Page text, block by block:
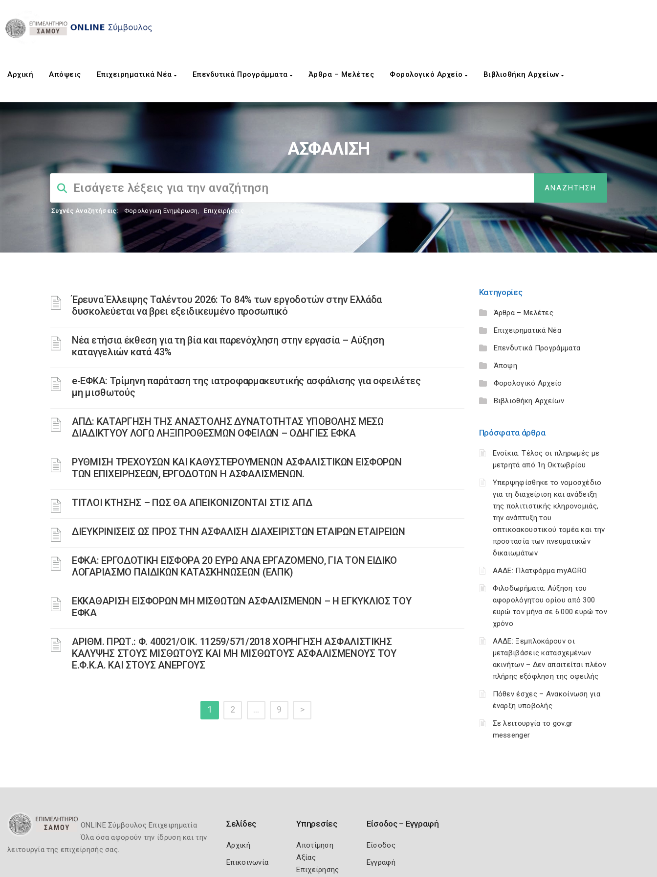
Αρχική Aπόψεις Επιχειρηματικά Νέα Επενδυτικά Προγράμματα Άρθρα – Μελέτες Φορολογικό Αρχείο Βιβλιοθήκη Αρχείων
ΑΣΦΑΛΙΣΗ
Συχνές Αναζητήσεις: Φορολογικη Ενημέρωση, Επιχειρήσεις
Έρευνα Έλλειψης Ταλέντου 2026: Το 84% των εργοδοτών στην Ελλάδα
δυσκολεύεται να βρει εξειδικευμένο προσωπικό
Νέα ετήσια έκθεση για τη βία και παρενόχληση στην εργασία – Αύξηση
καταγγελιών κατά 43%
e-ΕΦΚΑ: Τρίμηνη παράταση της ιατροφαρμακευτικής ασφάλισης για οφειλέτες
μη μισθωτούς
ΑΠΔ: ΚΑΤΑΡΓΗΣΗ ΤΗΣ ΑΝΑΣΤΟΛΗΣ ΔΥΝΑΤΟΤΗΤΑΣ ΥΠΟΒΟΛΗΣ ΜΕΣΩ
ΔΙΑΔΙΚΤΥΟΥ ΛΟΓΩ ΛΗΞΙΠΡΟΘΕΣΜΩΝ ΟΦΕΙΛΩΝ – ΟΔΗΓΙΕΣ ΕΦΚΑ
ΡΥΘΜΙΣΗ ΤΡΕΧΟΥΣΩΝ ΚΑΙ ΚΑΘΥΣΤΕΡΟΥΜΕΝΩΝ ΑΣΦΑΛΙΣΤΙΚΩΝ ΕΙΣΦΟΡΩΝ
ΤΩΝ ΕΠΙΧΕΙΡΗΣΕΩΝ, ΕΡΓΟΔΟΤΩΝ Η ΑΣΦΑΛΙΣΜΕΝΩΝ.
ΤΙΤΛΟΙ ΚΤΗΣΗΣ – ΠΩΣ ΘΑ ΑΠΕΙΚΟΝΙΖΟΝΤΑΙ ΣΤΙΣ ΑΠΔ
ΔΙΕΥΚΡΙΝΙΣΕΙΣ ΩΣ ΠΡΟΣ ΤΗΝ ΑΣΦΑΛΙΣΗ ΔΙΑΧΕΙΡΙΣΤΩΝ ΕΤΑΙΡΩΝ ΕΤΑΙΡΕΙΩΝ
ΕΦΚΑ: ΕΡΓΟΔΟΤΙΚΗ ΕΙΣΦΟΡΑ 20 ΕΥΡΩ ΑΝΑ ΕΡΓΑΖΟΜΕΝΟ, ΓΙΑ ΤΟΝ ΕΙΔΙΚΟ
ΛΟΓΑΡΙΑΣΜΟ ΠΑΙΔΙΚΩΝ ΚΑΤΑΣΚΗΝΩΣΕΩΝ (ΕΛΠΚ)
ΕΚΚΑΘΑΡΙΣΗ ΕΙΣΦΟΡΩΝ ΜΗ ΜΙΣΘΩΤΩΝ ΑΣΦΑΛΙΣΜΕΝΩΝ – Η ΕΓΚΥΚΛΙΟΣ ΤΟΥ
ΕΦΚΑ
ΑΡΙΘΜ. ΠΡΩΤ.: Φ. 40021/ΟΙΚ. 11259/571/2018 ΧΟΡΗΓΗΣΗ ΑΣΦΑΛΙΣΤΙΚΗΣ
ΚΑΛΥΨΗΣ ΣΤΟΥΣ ΜΙΣΘΩΤΟΥΣ ΚΑΙ ΜΗ ΜΙΣΘΩΤΟΥΣ ΑΣΦΑΛΙΣΜΕΝΟΥΣ ΤΟΥ
Ε.Φ.Κ.Α. ΚΑΙ ΣΤΟΥΣ ΑΝΕΡΓΟΥΣ
1 2 … 9 >
Κατηγορίες
Άρθρα – Μελέτες
Επιχειρηματικά Νέα
Επενδυτικά Προγράμματα
Άποψη
Φορολογικό Αρχείο
Βιβλιοθήκη Αρχείων
Πρόσφατα άρθρα
Ενοίκια: Τέλος οι πληρωμές με
μετρητά από 1η Οκτωβρίου
Υπερψηφίσθηκε το νομοσχέδιο
για τη διαχείριση και ανάδειξη
της πολιτιστικής κληρονομιάς,
την ανάπτυξη του
οπτικοακουστικού τομέα και την
προστασία των πνευματικών
δικαιωμάτων
ΑΑΔΕ: Πλατφόρμα myAGRO
Φιλοδωρήματα: Αύξηση του
αφορολόγητου ορίου από 300
ευρώ τον μήνα σε 6.000 ευρώ τον
χρόνο
ΑΑΔΕ: Ξεμπλοκάρουν οι
μεταβιβάσεις κατασχεμένων
ακινήτων – Δεν απαιτείται πλέον
πλήρης εξόφληση της οφειλής
Πόθεν έσχες – Ανακοίνωση για
έναρξη υποβολής
Σε λειτουργία το gov.gr
messenger
ONLINE Σύμβουλος Επιχειρηματία
Όλα όσα αφορούν την ίδρυση και την
λειτουργία της επιχείρησής σας.
Σελίδες
Αρχική
Επικοινωνία
Υπηρεσίες
Αποτίμηση
Αξίας
Επιχείρησης
Είσοδος – Εγγραφή
Είσοδος
Εγγραφή